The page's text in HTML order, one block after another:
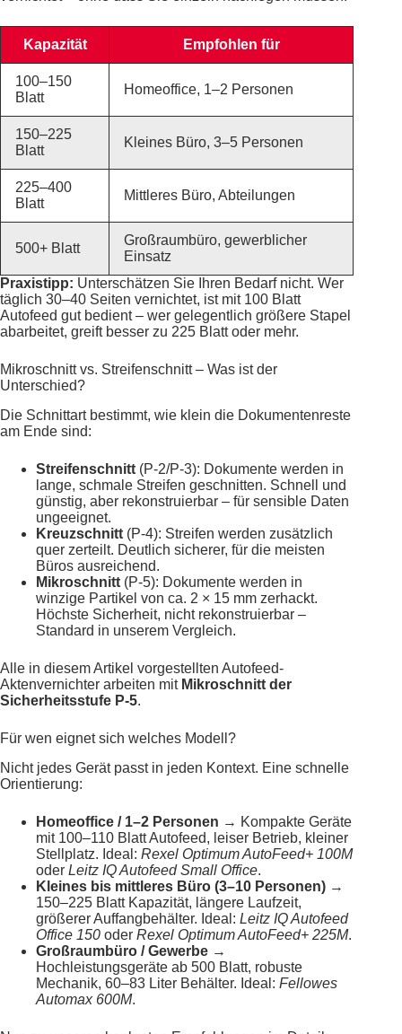
Kapazität Empfohlen für
100–150
Blatt
Homeoffice, 1–2 Personen
150–225
Blatt
Kleines Büro, 3–5 Personen
225–400
Blatt
Mittleres Büro, Abteilungen
500+ Blatt
Großraumbüro, gewerblicher
Einsatz
Praxistipp: Unterschätzen Sie Ihren Bedarf nicht. Wer
täglich 30–40 Seiten vernichtet, ist mit 100 Blatt
Autofeed gut bedient – wer gelegentlich größere Stapel
abarbeitet, greift besser zu 225 Blatt oder mehr.
Mikroschnitt vs. Streifenschnitt – Was ist der
Unterschied?
Die Schnittart bestimmt, wie klein die Dokumentenreste
am Ende sind:
Streifenschnitt (P-2/P-3): Dokumente werden in
lange, schmale Streifen geschnitten. Schnell und
günstig, aber rekonstruierbar – für sensible Daten
ungeeignet.
Kreuzschnitt (P-4): Streifen werden zusätzlich
quer zerteilt. Deutlich sicherer, für die meisten
Büros ausreichend.
Mikroschnitt (P-5): Dokumente werden in
winzige Partikel von ca. 2 × 15 mm zerhackt.
Höchste Sicherheit, nicht rekonstruierbar –
Standard in unserem Vergleich.
Alle in diesem Artikel vorgestellten Autofeed-
Aktenvernichter arbeiten mit Mikroschnitt der
Sicherheitsstufe P-5.
Für wen eignet sich welches Modell?
Nicht jedes Gerät passt in jeden Kontext. Eine schnelle
Orientierung:
Homeoffice / 1–2 Personen → Kompakte Geräte
mit 100–110 Blatt Autofeed, leiser Betrieb, kleiner
Stellplatz. Ideal: Rexel Optimum AutoFeed+ 100M
oder Leitz IQ Autofeed Small Office.
Kleines bis mittleres Büro (3–10 Personen) →
150–225 Blatt Kapazität, längere Laufzeit,
größerer Auffangbehälter. Ideal: Leitz IQ Autofeed
Office 150 oder Rexel Optimum AutoFeed+ 225M.
Großraumbüro / Gewerbe →
Hochleistungsgeräte ab 500 Blatt, robuste
Mechanik, 60–83 Liter Behälter. Ideal: Fellowes
Automax 600M.